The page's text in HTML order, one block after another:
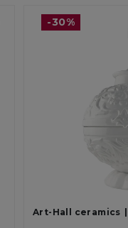
-30%
Art-Hall ceramics